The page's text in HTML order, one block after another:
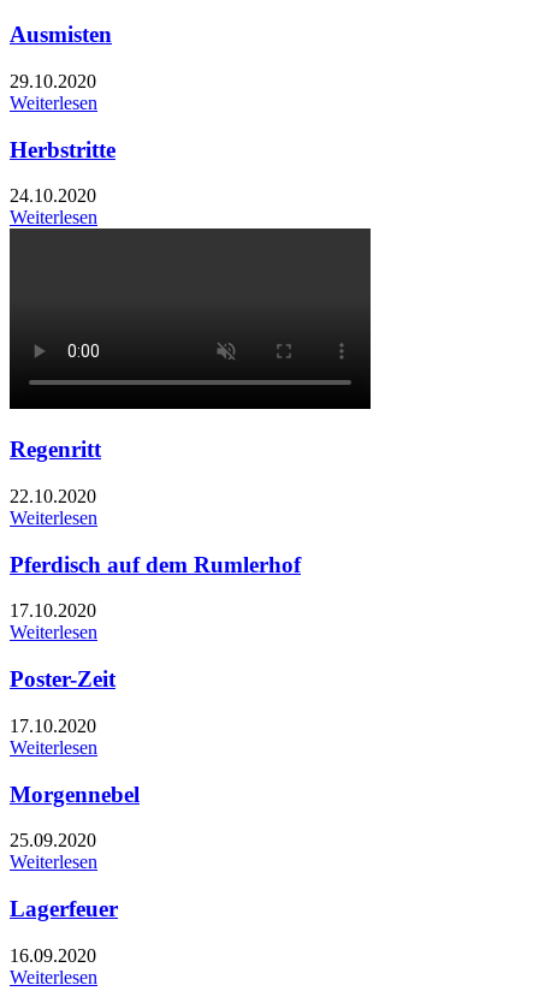
Ausmisten
29.10.2020
Weiterlesen
Herbstritte
24.10.2020
Weiterlesen
Regenritt
22.10.2020
Weiterlesen
Pferdisch auf dem Rumlerhof
17.10.2020
Weiterlesen
Poster-Zeit
17.10.2020
Weiterlesen
Morgennebel
25.09.2020
Weiterlesen
Lagerfeuer
16.09.2020
Weiterlesen